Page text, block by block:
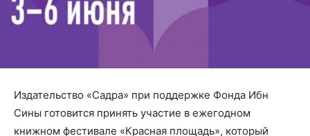
Издательство «Садра» при поддержке Фонда Ибн
Сины готовится принять участие в ежегодном
книжном фестивале «Красная площадь», который